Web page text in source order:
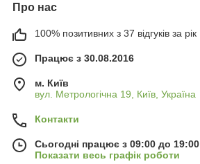
Про нас
100% позитивних з 37 відгуків за рік
Працює з 30.08.2016
м. Київ
вул. Метрологічна 19, Київ, Україна
Контакти
Сьогодні працює з 09:00 до 19:00
Показати весь графік роботи